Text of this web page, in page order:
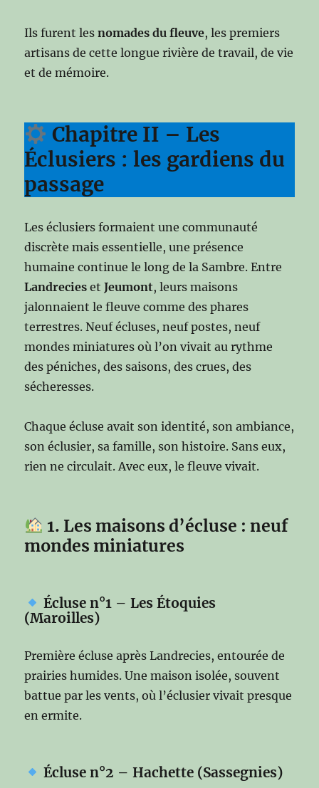
Ils furent lesnomades du fleuve, les premiers
artisans de cette longue rivière de travail, de vie
et de mémoire.
Chapitre II – Les
Éclusiers : les gardiens du
passage
Les éclusiers formaient une communauté
discrète mais essentielle, une présence
humaine continue le long de la Sambre. Entre
Landrecies etJeumont, leurs maisons
jalonnaient le fleuve comme des phares
terrestres. Neuf écluses, neuf postes, neuf
mondes miniatures où l’on vivait au rythme
des péniches, des saisons, des crues, des
sécheresses.
Chaque écluse avait son identité, son ambiance,
son éclusier, sa famille, son histoire. Sans eux,
rien ne circulait. Avec eux, le fleuve vivait.
1. Les maisons d’écluse : neuf
mondes miniatures
Écluse n°1 – Les Étoquies
(Maroilles)
Première écluse après Landrecies, entourée de
prairies humides. Une maison isolée, souvent
battue par les vents, où l’éclusier vivait presque
en ermite.
Écluse n°2 – Hachette (Sassegnies)